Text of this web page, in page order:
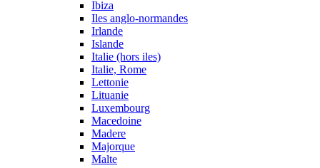
Ibiza
Iles anglo-normandes
Irlande
Islande
Italie (hors iles)
Italie, Rome
Lettonie
Lituanie
Luxembourg
Macedoine
Madere
Majorque
Malte